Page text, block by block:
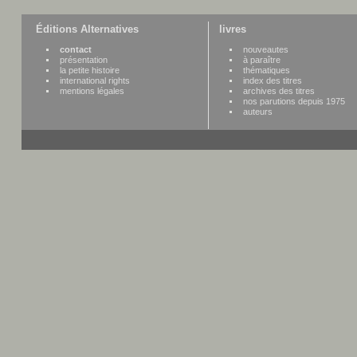
Éditions Alternatives
contact
présentation
la petite histoire
international rights
mentions légales
livres
nouveautes
à paraître
thématiques
index des titres
archives des titres
nos parutions depuis 1975
auteurs